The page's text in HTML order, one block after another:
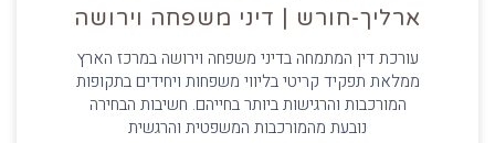
ארליך-חורש | דיני משפחה וירושה
עורכת דין המתמחה בדיני משפחה וירושה במרכז הארץ
ממלאת תפקיד קריטי בליווי משפחות ויחידים בתקופות
המורכבות והרגישות ביותר בחייהם. חשיבות הבחירה
נובעת מהמורכבות המשפטית והרגשית